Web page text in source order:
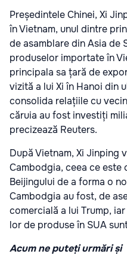
Președintele Chinei, Xi
în Vietnam, unul dintre
de asamblare din Asia de
produselor importate în
principala sa țară de
vizită a lui Xi în Hanoi din
consolida relațiile cu
căruia au fost investiți
precizează Reuters.
După Vietnam, Xi Jinping
Cambodgia, ceea ce
Beijingului de a forma o
Cambodgia au fost, de
comercială a lui Trump,
lor de produse în SUA
Acum ne puteți urmări și